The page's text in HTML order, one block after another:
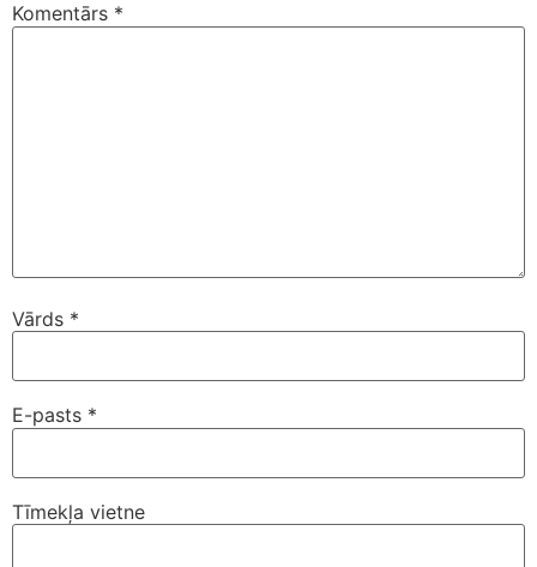
Komentārs *
Vārds *
E-pasts *
Tīmekļa vietne